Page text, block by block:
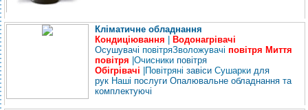
Кліматичне обладнання
Кондиціювання
Водонагрівачі
Осушувачі повітряЗволожувачі повітря Миття
повітря Очисники повітря
Обігрівачі
Повітряні завіси Сушарки для
рук Наші послуги Опалювальне обладнання та
комплектуючі